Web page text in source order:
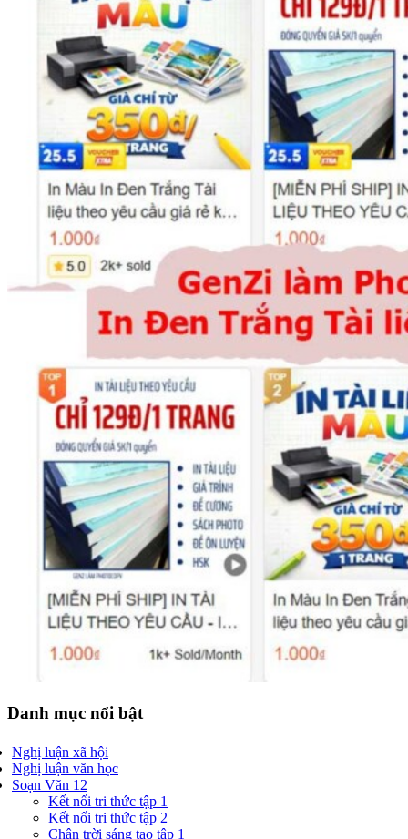
Danh mục nổi bật
Nghị luận xã hội
Nghị luận văn học
Soạn Văn 12
Kết nối tri thức tập 1
Kết nối tri thức tập 2
Chân trời sáng tạo tập 1